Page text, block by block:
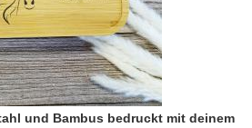
und Bambus bedruckt mit deinem